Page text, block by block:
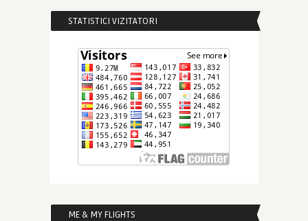
STATISTICI VIZITATORI
ME & MY FLIGHTS